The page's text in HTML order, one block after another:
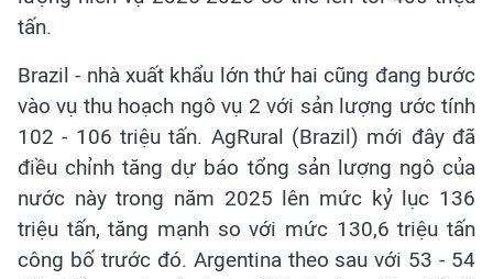
tấn.
Brazil - nhà xuất khẩu lớn thứ hai cũng đang bước
vào vụ thu hoạch ngô vụ 2 với sản lượng ước tính
102 - 106 triệu tấn. AgRural (Brazil) mới đây đã
điều chỉnh tăng dự báo tổng sản lượng ngô của
nước này trong năm 2025 lên mức kỷ lục 136
triệu tấn, tăng mạnh so với mức 130,6 triệu tấn
công bố trước đó. Argentina theo sau với 53 - 54